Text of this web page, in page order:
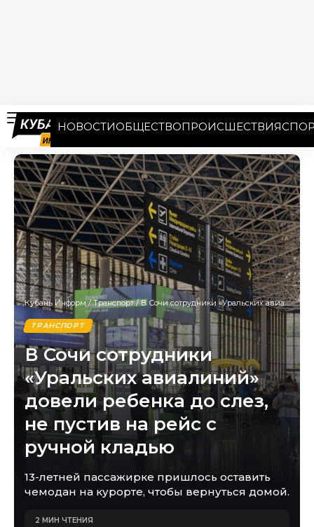
НОВОСТИОБЩЕСТВОПРОИСШЕСТВИЯ
Кубань Информ/Транспорт/В Сочи сотрудники «Уральских авиалиний» довели ребенка до слез, не пустив на рейс с ручной кладью
ТРАНСПОРТ
В Сочи сотрудники
«Уральских авиалиний»
довели ребенка до слез,
не пустив на рейс с
ручной кладью
13-летней пассажирке пришлось оставить
чемодан на курорте, чтобы вернуться домой.
2 МИН ЧТЕНИЯ